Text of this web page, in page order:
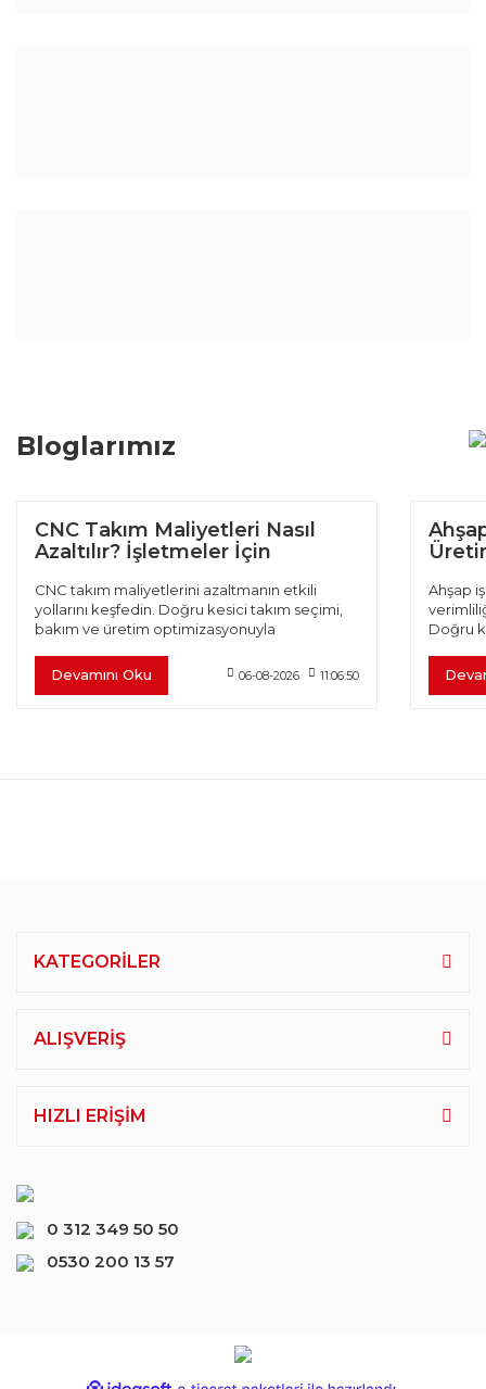
Bloglarımız
CNC Takım Maliyetleri Nasıl
Azaltılır? İşletmeler İçin
CNC takım maliyetlerini azaltmanın etkili
yollarını keşfedin. Doğru kesici takım seçimi,
bakım ve üretim optimizasyonuyla
Devamını Oku
06-08-2026 11:06:50
Ahşap
Doğru
KATEGORİLER
ALIŞVERİŞ
HIZLI ERİŞİM
0 312 349 50 50
0530 200 13 57